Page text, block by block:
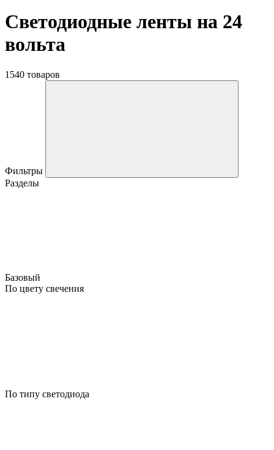
Светодиодные ленты на 24
вольта
1540 товаров
Фильтры
Разделы
Базовый
По цвету свечения
По типу светодиода